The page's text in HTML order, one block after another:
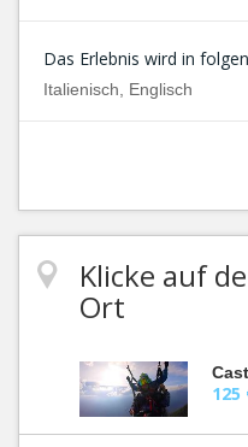
Das Erlebnis wird in
Italienisch, Englisch
Klicke auf
Ort
125